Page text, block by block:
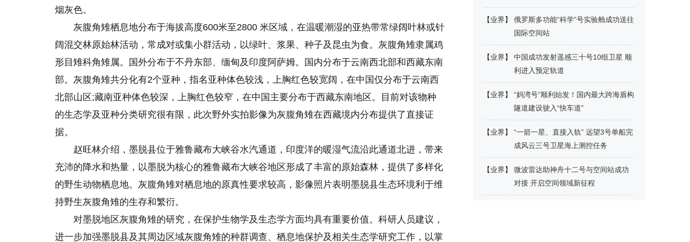
烟灰色。
灰腹角雉栖息地分布于海拔高度600米至2800 米区域，在温暖潮湿的亚热带常绿阔叶林或针
阔混交林原始林活动，常成对或集小群活动，以绿叶、浆果、种子及昆虫为食。灰腹角雉隶属鸡
形目雉科角雉属。国外分布于不丹东部、缅甸及印度阿萨姆。国内分布于云南西北部和西藏东南
部。灰腹角雉共分化有2个亚种，指名亚种体色较浅，上胸红色较宽阔，在中国仅分布于云南西
北部山区;藏南亚种体色较深，上胸红色较窄，在中国主要分布于西藏东南地区。目前对该物种
的生态学及亚种分类研究很有限，此次野外实拍影像为灰腹角雉在西藏境内分布提供了直接证
据。
赵旺林介绍，墨脱县位于雅鲁藏布大峡谷水汽通道，印度洋的暖湿气流沿此通道北进，带来
充沛的 降水和热量，以墨脱为核心的雅鲁藏布大峡谷地区形成了丰富的原始森林，提供了多样化
的野生动物栖息地。灰腹角雉对栖息地的原真性要求较高，影像照片表明墨脱县生态环境利于维
持野生灰腹角雉的生存和繁衍。
对墨脱地区灰腹角雉的研究，在保护生物学及生态学方面均具有重要价值。科研人员建议，
进一步加强墨脱县及其周边区域灰腹角雉的种群调查、栖息地保护及相关生态学研究工作，以掌
【业界】
俄罗斯多功能“科学”号实验舱成功送往
国际空间站
【业界】
中国成功发射遥感三十号10组卫星 顺
利进入预定轨道
【业界】
“妈湾号”顺利始发！国内最大跨海盾构
隧道建设驶入“快车道”
【业界】
“一箭一星、直接入轨” 远望3号单船完
成风云三号卫星海上测控任务
【业界】
微波雷达助神舟十二号与空间站成功
对接 开启空间领域新征程